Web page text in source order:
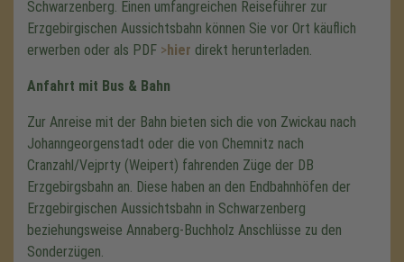
Schwarzenberg. Einen umfangreichen Reiseführer zur
Erzgebirgischen Aussichtsbahn können Sie vor Ort käuflich
erwerben oder als PDF >hier direkt herunterladen.
Anfahrt mit Bus & Bahn
Zur Anreise mit der Bahn bieten sich die von Zwickau nach
Johanngeorgenstadt oder die von Chemnitz nach
Cranzahl/Vejprty (Weipert) fahrenden Züge der DB
Erzgebirgsbahn an. Diese haben an den Endbahnhöfen der
Erzgebirgischen Aussichtsbahn in Schwarzenberg
beziehungsweise Annaberg-Buchholz Anschlüsse zu den
Sonderzügen.